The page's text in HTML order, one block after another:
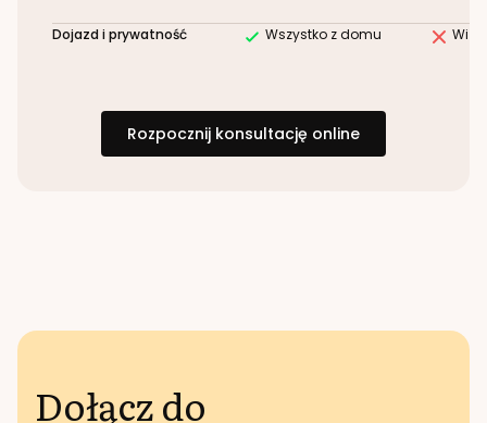
Dojazd i prywatność Wszystko z domu
Rozpocznij konsultację online
Dołącz do